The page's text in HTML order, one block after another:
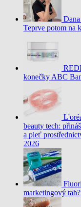
Teprve potom na
konečky ABC
beauty tech:
a pleť
2026
marketingový tah?